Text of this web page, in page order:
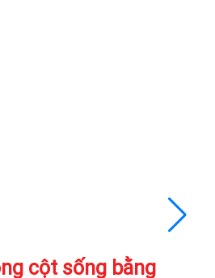
cột sống bằng